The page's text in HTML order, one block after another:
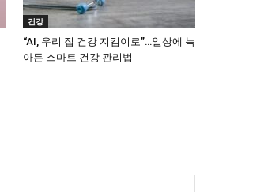
건강
“AI, 우리 집 건강 지킴이로”…일상에 녹
아든 스마트 건강 관리법